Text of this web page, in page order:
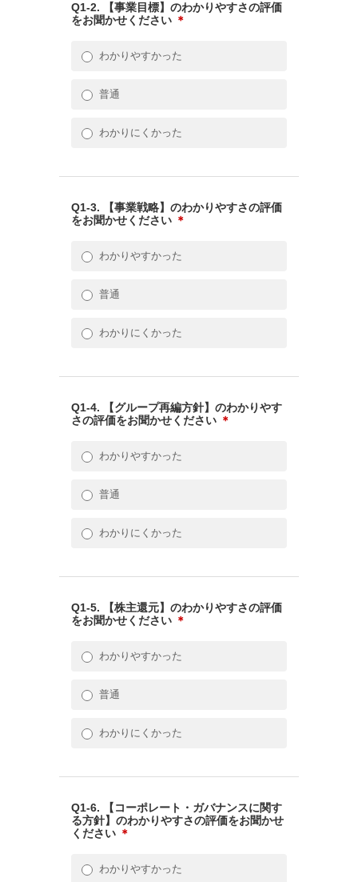
Q1-2. 【事業目標】のわかりやすさの評価
をお聞かせください ＊
わかりやすかった
普通
わかりにくかった
Q1-3. 【事業戦略】のわかりやすさの評価
をお聞かせください ＊
わかりやすかった
普通
わかりにくかった
Q1-4. 【グループ再編方針】のわかりやす
さの評価をお聞かせください ＊
わかりやすかった
普通
わかりにくかった
Q1-5. 【株主還元】のわかりやすさの評価
をお聞かせください ＊
わかりやすかった
普通
わかりにくかった
Q1-6. 【コーポレート・ガバナンスに関す
る方針】のわかりやすさの評価をお聞かせ
ください ＊
わかりやすかった